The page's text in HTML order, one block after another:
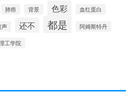
肺癌 背景 色彩 血红蛋白
声 还不 都是 阿姆斯特丹
工学院